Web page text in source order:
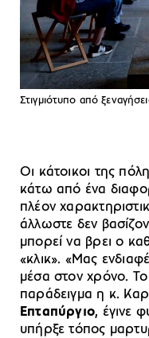
Στιγμιότυπο από
Οι κάτοικοι της
κάτω από ένα
πλέον
άλλωστε δεν
μπορεί να βρει ο
«κλικ». «Μας
μέσα στον χρόνο. Το
παράδειγμα η κ.
Επταπύργιο, έγινε
υπήρξε τόπος